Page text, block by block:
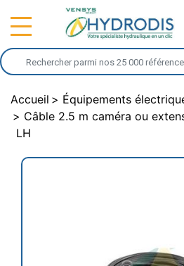
Accueil Équipements
Câble 2.5 m caméra ou
LH